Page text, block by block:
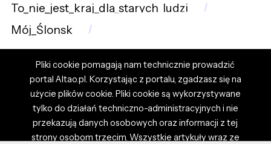
To_nie_jest_kraj_dla_starych_ludzi
Mój_Ślonsk
Pliki cookie pomagają nam technicznie prowadzić
portal Altao.pl. Korzystając z portalu, zgadzasz się na
użycie plików cookie. Pliki cookie są wykorzystywane
tylko do działań techniczno-administracyjnych i nie
przekazują danych osobowych oraz informacji z tej
strony osobom trzecim. Wszystkie artykuły wraz ze